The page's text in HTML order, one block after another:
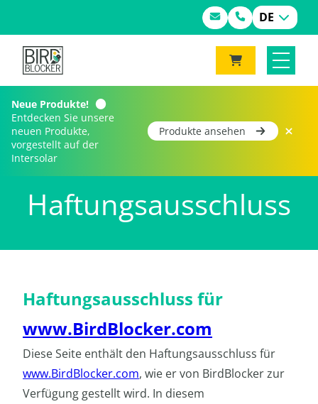
DE
Neue Produkte!
Entdecken Sie unsere
neuen Produkte,
vorgestellt auf der
Intersolar
Produkte ansehen
Home
Haftungsausschluss
Haftungsausschluss für
www.BirdBlocker.com
Diese Seite enthält den Haftungsausschluss für
www.BirdBlocker.com, wie er von BirdBlocker zur
Verfügung gestellt wird. In diesem